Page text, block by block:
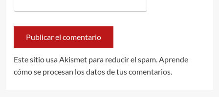
Este sitio usa Akismet para reducir el spam. Aprende
cómo se procesan los datos de tus comentarios.